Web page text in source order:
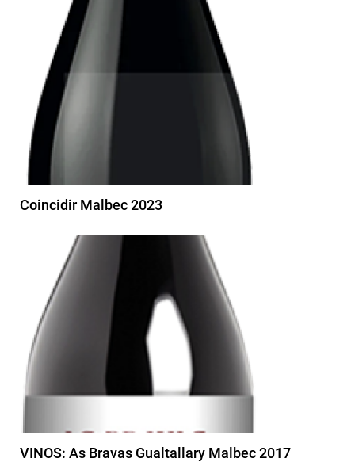
Coincidir Malbec 2023
VINOS: As Bravas Gualtallary Malbec 2017